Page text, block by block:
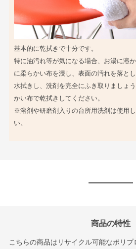
基本的に乾拭きで十分です。
特に油汚れ等が気になる場合、お湯に溶
に柔らかい布を浸し、表面の汚れを落と
水拭きし、洗剤を完全にふき取りましょ
かい布で乾拭きしてください。
※溶剤や研磨剤入りの台所用洗剤は使用
い。
商品の特性
こちらの商品はリサイクル可能なポリ